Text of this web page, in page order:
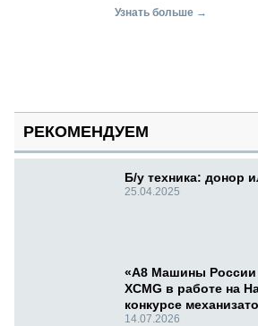
Узнать больше →
РЕКОМЕНДУЕМ
Б/у техника: донор
25.04.2025
«А8 Машины России
XCMG в работе на
конкурсе
14.07.2026